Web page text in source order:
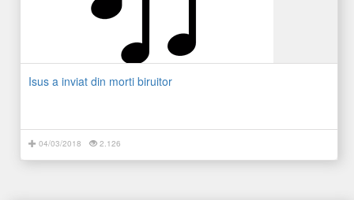
Isus a inviat din morti biruitor
04/03/2018 2.126